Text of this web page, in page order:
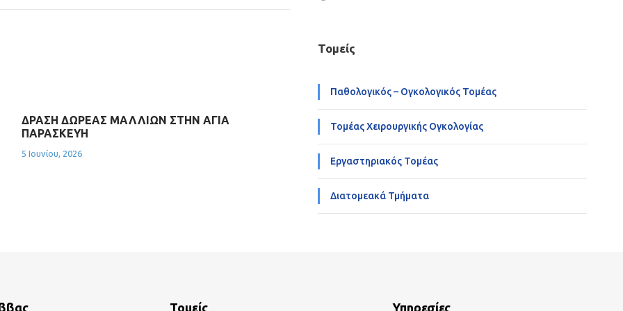
ΔΡΑΣΗ ΔΩΡΕΑΣ ΜΑΛΛΙΩΝ ΣΤΗΝ ΑΓΙΑ
ΠΑΡΑΣΚΕΥΗ
5 Ιουνίου, 2026
Τομείς
Παθολογικός – Ογκολογικός Τομέας
Τομέας Χειρουργικής Ογκολογίας
Εργαστηριακός Τομέας
Διατομεακά Τμήματα
Τομείς Υπηρεσίες